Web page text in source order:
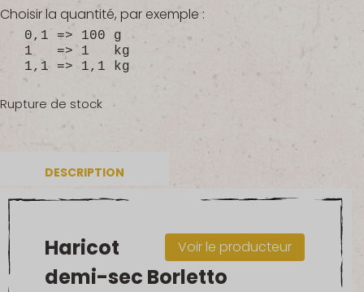
Choisir la quantité, par exemple :
0,1 => 100 g
1 => 1 kg
1,1 => 1,1 kg
Rupture de stock
DESCRIPTION
Voir le producteur
Haricot
demi-sec Borletto